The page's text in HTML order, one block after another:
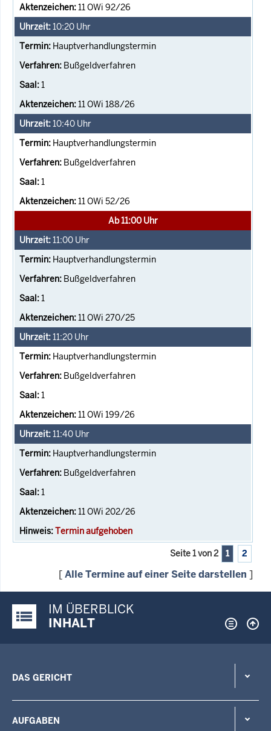
11 OWi 92/26
10:20 Uhr
Hauptverhandlungstermin
Bußgeldverfahren
1
11 OWi 188/26
10:40 Uhr
Hauptverhandlungstermin
Bußgeldverfahren
1
11 OWi 52/26
Ab 11:00 Uhr
11:00 Uhr
Hauptverhandlungstermin
Bußgeldverfahren
1
11 OWi 270/25
11:20 Uhr
Hauptverhandlungstermin
Bußgeldverfahren
1
11 OWi 199/26
11:40 Uhr
Hauptverhandlungstermin
Bußgeldverfahren
1
11 OWi 202/26
Termin aufgehoben
Seite 1 von 2 1 2
[Alle Termine auf einer Seite darstellen ]
Justiz-Portal im Überblick:
IM ÜBERBLICK
INHALT
DAS GERICHT
AUFGABEN